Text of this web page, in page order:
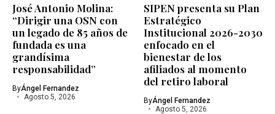
José Antonio Molina:
“Dirigir una OSN con
un legado de 85 años de
fundada es una
grandísima
responsabilidad”
ByÁngel Fernandez
Agosto 5, 2026
SIPEN presenta su Plan
Estratégico
Institucional 2026-2030
enfocado en el
bienestar de los
afiliados al momento
del retiro laboral
ByÁngel Fernandez
Agosto 5, 2026